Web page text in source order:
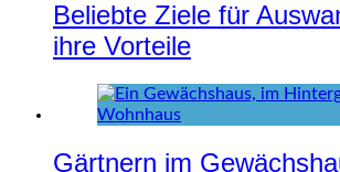
Beliebte Ziele für
ihre Vorteile
Gärtnern im